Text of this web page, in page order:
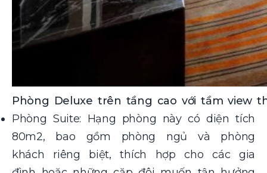
Phòng Deluxe trên tầng cao với tầm view
Phòng Suite: Hạng phòng này có diện tích
80m2, bao gồm phòng ngủ và phòng
khách riêng biệt, thích hợp cho các gia